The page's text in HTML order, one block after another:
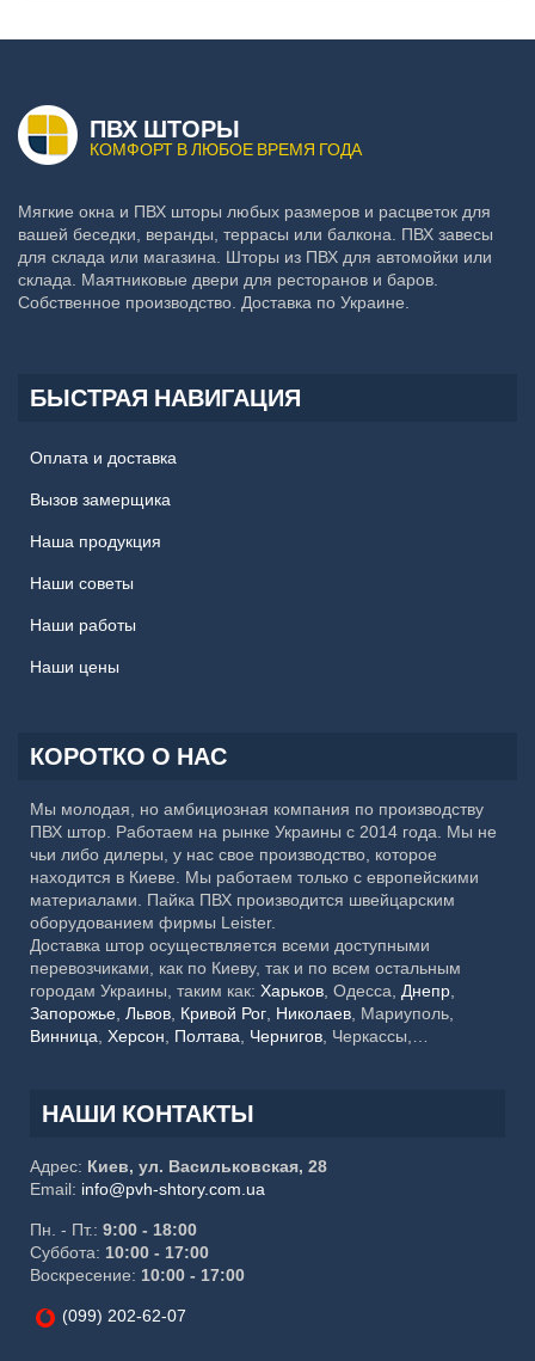
ПВХ ШТОРЫ
КОМФОРТ В ЛЮБОЕ ВРЕМЯ ГОДА
Мягкие окна и ПВХ шторы любых размеров и расцветок для
вашей беседки, веранды, террасы или балкона. ПВХ завесы
для склада или магазина. Шторы из ПВХ для автомойки или
склада. Маятниковые двери для ресторанов и баров.
Собственное производство. Доставка по Украине.
БЫСТРАЯ НАВИГАЦИЯ
Оплата и доставка
Вызов замерщика
Наша продукция
Наши советы
Наши работы
Наши цены
КОРОТКО О НАС
Мы молодая, но амбициозная компания по производству
ПВХ штор. Работаем на рынке Украины с 2014 года. Мы не
чьи либо дилеры, у нас свое производство, которое
находится в Киеве. Мы работаем только с европейскими
материалами. Пайка ПВХ производится швейцарским
оборудованием фирмы Leister.
Доставка штор осуществляется всеми доступными
перевозчиками, как по Киеву, так и по всем остальным
городам Украины, таким как: Харьков , Одесса, Днепр
Запорожье Львов Кривой Рог Николаев , Мариуполь,
Винница Херсон Полтава Чернигов , Черкассы,
Кременчуг, Луцк, Белая Церковь, Краматорск, Мелитополь,
Ужгород, Славянск, Никополь, Бердянск, Бровары,
НАШИ КОНТАКТЫ
Адрес: Киев, ул. Васильковская, 28
Email: info@pvh-shtory.com.ua
Пн. - Пт.: 9:00 - 18:00
Суббота: 10:00 - 17:00
Воскресение: 10:00 - 17:00
(099) 202-62-07